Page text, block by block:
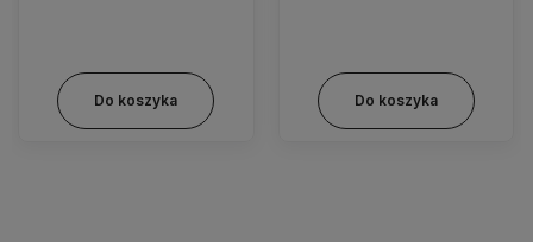
Do koszyka Do koszyka